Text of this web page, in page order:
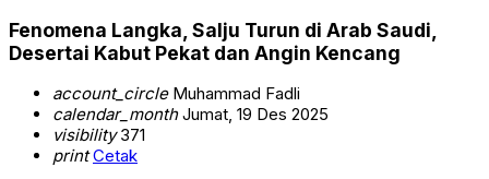
Fenomena Langka, Salju Turun di Arab Saudi,
Desertai Kabut Pekat dan Angin Kencang
account_circleMuhammad Fadli
calendar_monthJumat, 19 Des 2025
visibility371
print Cetak